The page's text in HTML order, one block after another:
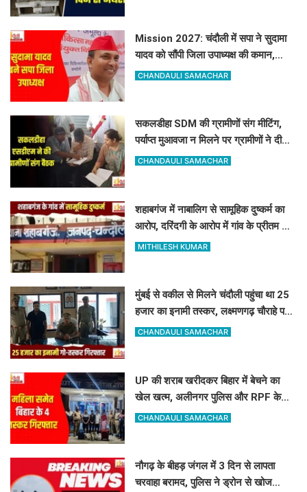
Mission 2027: चंदौली में सपा ने सुदामा
यादव को सौंपी जिला उपाध्यक्ष की कमान,
मजबूत होगा संगठन
CHANDAULI SAMACHAR
सकलडीहा SDM की ग्रामीणों संग मीटिंग,
पर्याप्त मुआवजा न मिलने पर ग्रामीणों ने दी
आंदोलन की चेतावनी
CHANDAULI SAMACHAR
शहाबगंज में नाबालिग से सामूहिक दुष्कर्म का
आरोप, दरिंदगी के आरोप में गांव के प्रीतम और
संजय पर केस दर्ज
MITHILESH KUMAR
मुंबई से वकील से मिलने चंदौली पहुंचा था 25
हजार का इनामी तस्कर, लक्ष्मणगढ़ चौराहे पर
पुलिस ने दबोचा
CHANDAULI SAMACHAR
UP की शराब खरीदकर बिहार में बेचने का
खेल खत्म, अलीनगर पुलिस और RPF के
हत्थे चढ़े महिला समेत 4 तस्कर
CHANDAULI SAMACHAR
नौगढ़ के बीहड़ जंगल में 3 दिन से लापता
चरवाहा बरामद, पुलिस ने ड्रोन से खोज